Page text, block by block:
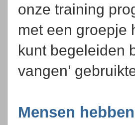
onze training
met een groepje
kunt begeleiden
vangen’
Mensen